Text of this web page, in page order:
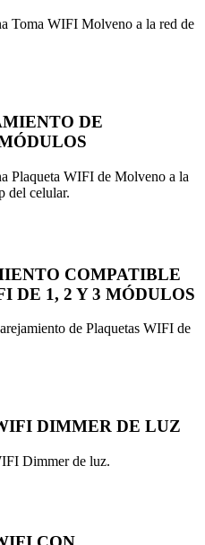
Toma WIFI Molveno a la red de
DE
Plaqueta WIFI de Molveno a la
del celular.
COMPATIBLE
DE 1, 2 Y 3 MÓDULOS
de Plaquetas WIFI de
DIMMER DE LUZ
Dimmer de luz.